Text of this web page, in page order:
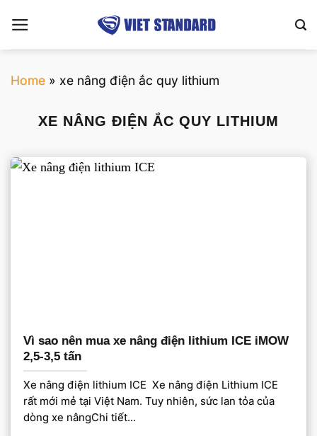
qua
nội
Home » xe nâng điện ắc quy lithium
XE NÂNG ĐIỆN ẮC QUY LITHIUM
Vì sao nên mua xe nâng điện lithium ICE iMOW
2,5-3,5 tấn
Xe nâng điện lithium ICE Xe nâng điện Lithium ICE
rất mới mẻ tại Việt Nam. Tuy nhiên, sức lan tỏa của
dòng xe nângChi tiết...